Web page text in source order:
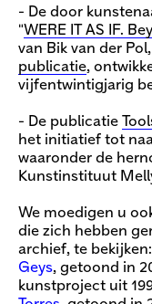
- De door
"WERE IT AS IF.
van Bik van der
publicatie,
vijfentwintigjarig
- De publicatie
het initiatief tot
waaronder de
Kunstinstituut
We moedigen u
die zich hebben
archief, te
Geys, getoond in
kunstproject uit